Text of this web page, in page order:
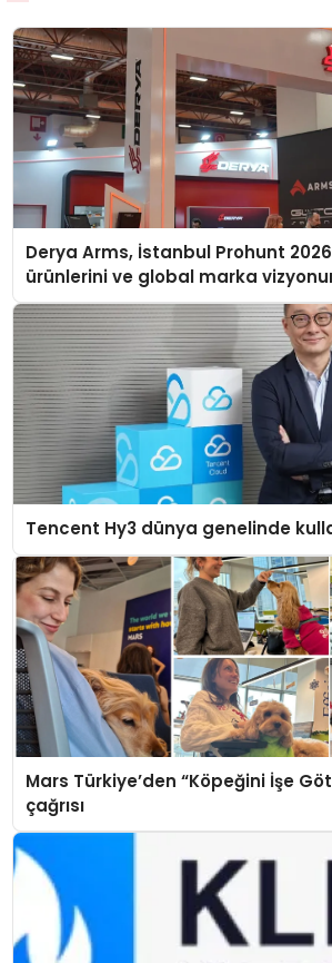
Derya Arms, İstanbul Prohunt
ürünlerini ve global marka
Tencent Hy3 dünya genelinde
Mars Türkiye’den “Köpeğini İşe
çağrısı